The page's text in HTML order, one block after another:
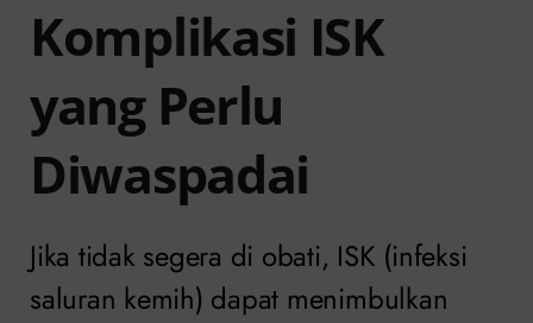
Komplikasi ISK
yang Perlu
Diwaspadai
Jika tidak segera di obati, ISK (infeksi
saluran kemih) dapat menimbulkan